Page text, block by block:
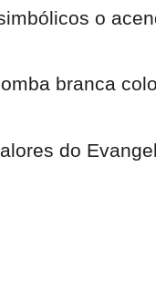
o
branca
do